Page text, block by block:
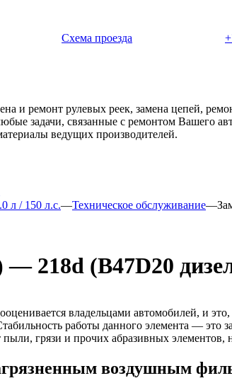
Схема проезда
и ремонт рулевых реек, замена цепей,
задачи, связанные с ремонтом Вашего
ведущих производителей.
л / 150 л.с.—Техническое обслуживание—
218d (B47D20
владельцами автомобилей, и
работы данного элемента — это
грязи и прочих абразивных
воздушным